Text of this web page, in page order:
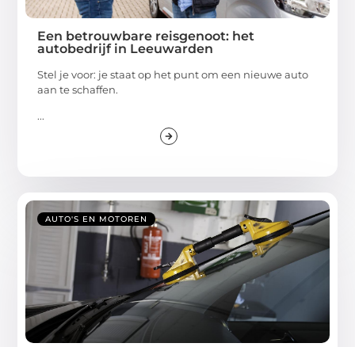
Een betrouwbare reisgenoot: het
autobedrijf in Leeuwarden
Stel je voor: je staat op het punt om een nieuwe auto
aan te schaffen.
...
AUTO'S EN MOTOREN